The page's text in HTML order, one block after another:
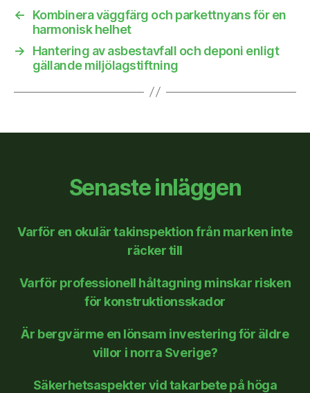
←
Kombinera väggfärg och parkettnyans för en
harmonisk helhet
→
Hantering av asbestavfall och deponi enligt
gällande miljölagstiftning
Senaste inläggen
Varför en okulär takinspektion från marken inte
räcker till
Varför professionell håltagning minskar risken
för konstruktionsskador
Är bergvärme en lönsam investering för äldre
villor i norra Sverige?
Säkerhetsaspekter vid takarbete på höga